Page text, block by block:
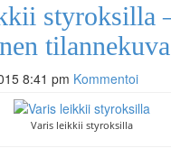
styroksilla
8:41 pm Kommentoi
Varis leikkii styroksilla